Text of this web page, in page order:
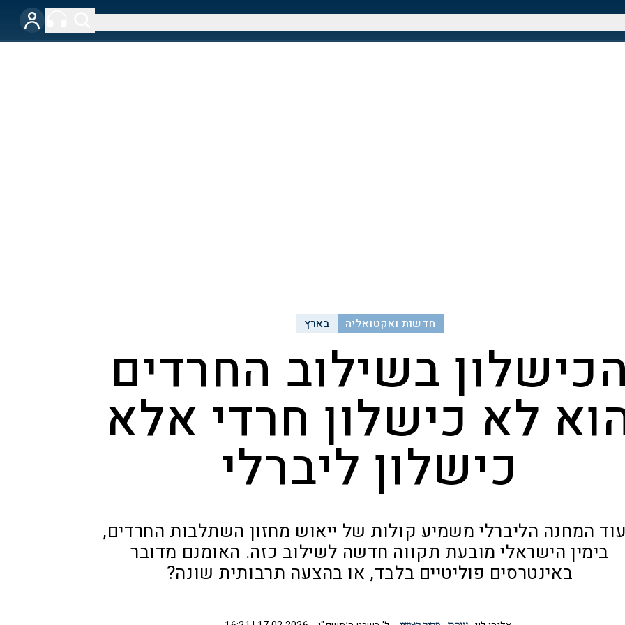
חדשות ואקטואליה בארץ
הכישלון בשילוב החרדים
לא כישלון חרדי אלא
כישלון ליברלי
המחנה הליברלי משמיע קולות של ייאוש מחזון השתלבות החרדים,
בימין הישראלי מובעת תקווה חדשה לשילוב כזה. האומנם מדובר
באינטרסים פוליטיים בלבד, או בהצעה תרבותית שונה?